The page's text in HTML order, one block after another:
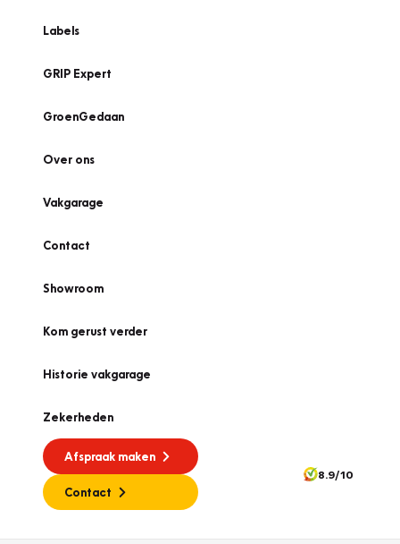
Labels
GRIP Expert
GroenGedaan
Over ons
Vakgarage
Contact
Showroom
Kom gerust verder
Historie vakgarage
Zekerheden
Afspraak maken
Contact
8.9/10